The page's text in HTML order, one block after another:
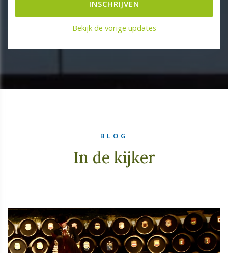
Bekijk de vorige updates
BLOG
In de kijker